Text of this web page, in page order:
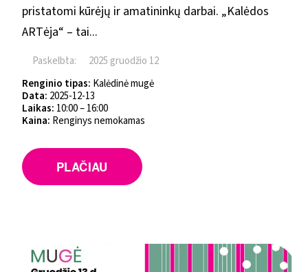
pristatomi kūrėjų ir amatininkų darbai. „Kalėdos
ARTėja“ – tai...
Paskelbta:
2025 gruodžio 12
Renginio tipas: Kalėdinė mugė
Data: 2025-12-13
Laikas: 10:00 – 16:00
Kaina: Renginys nemokamas
PLAČIAU